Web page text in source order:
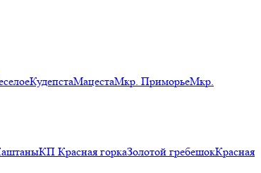
КудепстаМацестаМкр. ПриморьеМкр.
КП Красная горкаЗолотой гребешокКрасная